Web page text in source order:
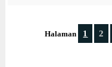
Halaman 1 2